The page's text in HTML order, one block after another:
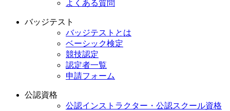
よくある質問
バッジテスト
バッジテストとは
ベーシック検定
競技認定
認定者一覧
申請フォーム
公認資格
公認インストラクター・公認スクール資格